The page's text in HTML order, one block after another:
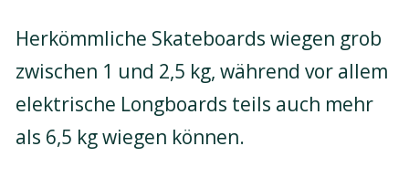
Herkömmliche Skateboards wiegen grob
zwischen 1 und 2,5 kg, während vor allem
elektrische Longboards teils auch mehr
als 6,5 kg wiegen können.